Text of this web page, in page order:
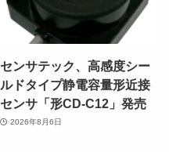
センサテック、高感度シー
ルドタイプ静電容量形近接
センサ「形CD-C12」発売
2026年8月6日